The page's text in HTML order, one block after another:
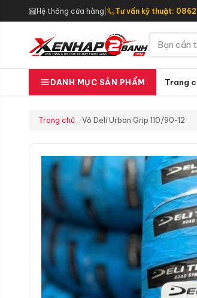
Hệ thống cửa hàng Tư vấn kỹ thuật:
DANH MỤC SẢN PHẨM Trang
Trang chủ Vỏ Deli Urban Grip 110/90-12